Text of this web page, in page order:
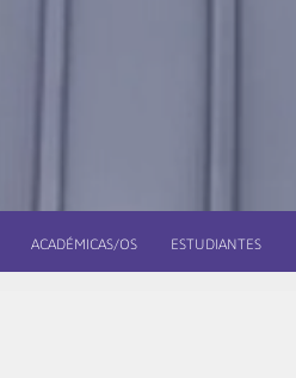
ACADÉMICAS/OS ESTUDIANTES